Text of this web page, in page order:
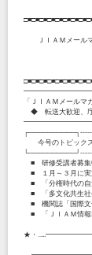
ＪＩＡＭメールマ
ＪＩＡＭ（
http://
「ＪＩＡＭメールマ
◆ 転送大歓迎、庁
今号のトピック
■ 研修受講者募集
■ １月～３月に実
■ 「分権時代の自
■ 「多文化共生社
■ 機関誌「国際文
■ 「ＪＩＡＭ情報
★・
◎ 研修受